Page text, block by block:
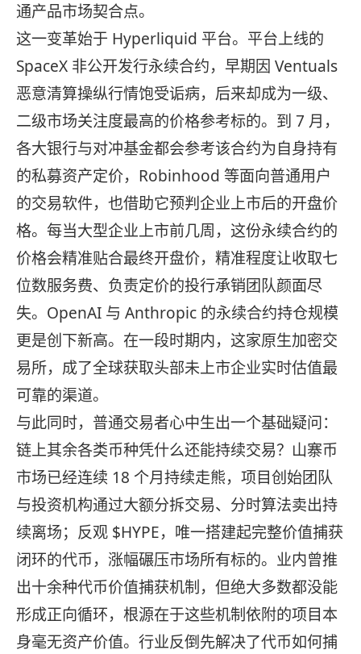
通产品市场契合点。
这一变革始于 Hyperliquid 平台。平台上线的
SpaceX 非公开发行永续合约，早期因 Ventuals
恶意清算操纵行情饱受诟病，后来却成为一级、
二级市场关注度最高的价格参考标的。到 7 月，
各大银行与对冲基金都会参考该合约为自身持有
的私募资产定价，Robinhood 等面向普通用户
的交易软件，也借助它预判企业上市后的开盘价
格。每当大型企业上市前几周，这份永续合约的
价格会精准贴合最终开盘价，精准程度让收取七
位数服务费、负责定价的投行承销团队颜面尽
失。OpenAI 与 Anthropic 的永续合约持仓规模
更是创下新高。在一段时期内，这家原生加密交
易所，成了全球获取头部未上市企业实时估值最
可靠的渠道。
与此同时，普通交易者心中生出一个基础疑问：
链上其余各类币种凭什么还能持续交易？山寨币
市场已经连续 18 个月持续走熊，项目创始团队
与投资机构通过大额分拆交易、分时算法卖出持
续离场；反观 $HYPE，唯一搭建起完整价值捕获
闭环的代币，涨幅碾压市场所有标的。业内曾推
出十余种代币价值捕获机制，但绝大多数都没能
形成正向循环，根源在于这些机制依附的项目本
身毫无资产价值。行业反倒先解决了代币如何捕